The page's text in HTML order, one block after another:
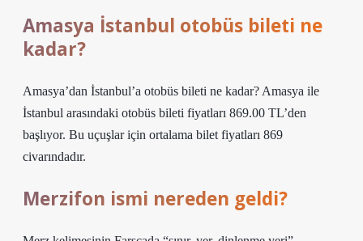
Amasya İstanbul otobüs bileti ne
kadar?
Amasya’dan İstanbul’a otobüs bileti ne kadar? Amasya ile
İstanbul arasındaki otobüs bileti fiyatları 869.00 TL’den
başlıyor. Bu uçuşlar için ortalama bilet fiyatları 869
civarındadır.
Merzifon ismi nereden geldi?